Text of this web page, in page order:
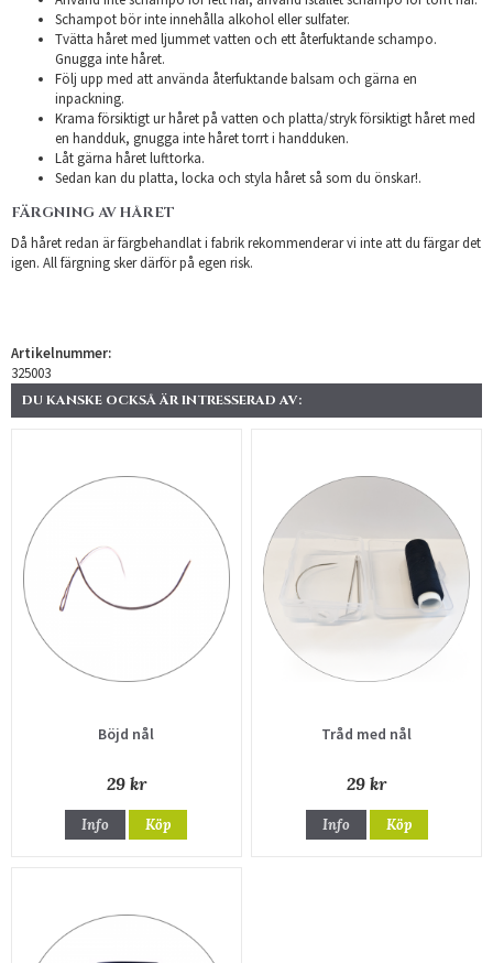
Schampot bör inte innehålla alkohol eller sulfater.
Tvätta håret med ljummet vatten och ett återfuktande schampo.
Gnugga inte håret.
Följ upp med att använda återfuktande balsam och gärna en
inpackning.
Krama försiktigt ur håret på vatten och platta/stryk försiktigt håret med
en handduk, gnugga inte håret torrt i handduken.
Låt gärna håret lufttorka.
Sedan kan du platta, locka och styla håret så som du önskar!.
FÄRGNING AV HÅRET
Då håret redan är färgbehandlat i fabrik rekommenderar vi inte att du färgar det
igen. All färgning sker därför på egen risk.
Artikelnummer:
325003
DU KANSKE OCKSÅ ÄR INTRESSERAD AV:
Böjd nål
29 kr
Info Köp
Tråd med nål
29 kr
Info Köp